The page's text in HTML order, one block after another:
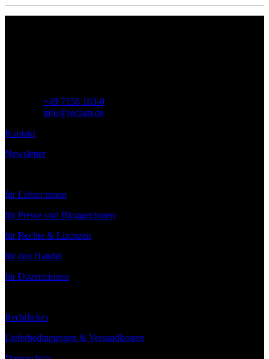
+49 7156 163-0
info@reclam.de
Kontakt
Newsletter
für Lehrer:innen
für Presse und Blogger:innen
für Rechte & Lizenzen
für den Handel
für Dozent:innen
Rechtliches
Lieferbedingungen & Versandkosten